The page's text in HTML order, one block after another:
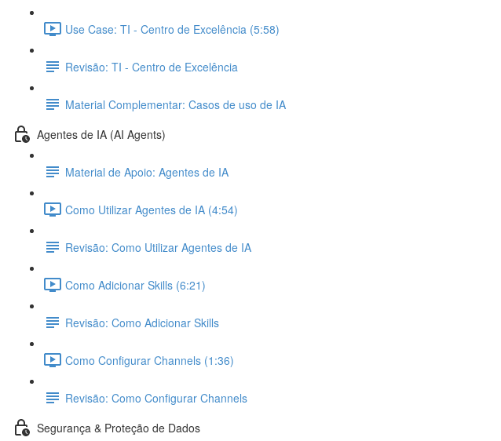
Use Case: TI - Centro de Excelência (5:58)
Revisão: TI - Centro de Excelência
Material Complementar: Casos de uso de IA
Agentes de IA (AI Agents)
Material de Apoio: Agentes de IA
Como Utilizar Agentes de IA (4:54)
Revisão: Como Utilizar Agentes de IA
Como Adicionar Skills (6:21)
Revisão: Como Adicionar Skills
Como Configurar Channels (1:36)
Revisão: Como Configurar Channels
Segurança & Proteção de Dados